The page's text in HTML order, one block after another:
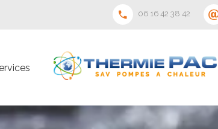
06 16 42 38 42